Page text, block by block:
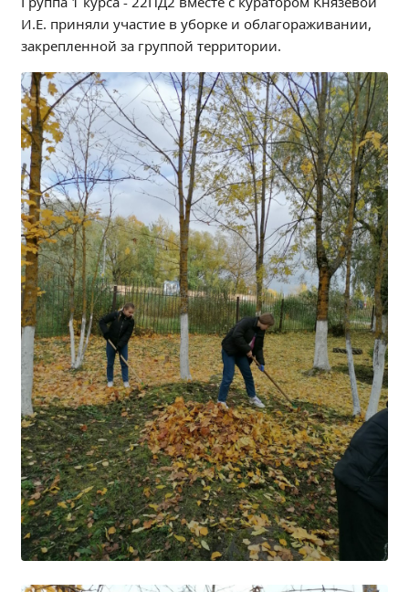
Профориентация
Обращения онлайн
Контакты
Региональный центр по профилактике ДДТТ
Учебно-производственный комплекс
Центр карьеры
Противодействие коррупции
Всероссийское чемпионатное движение
Региональная инновационная площадка
СВЕДЕНИЯ ОБ ОБРАЗОВАТЕЛЬНОЙ ОРГАНИЗАЦИИ
Основные сведения
Структура и органы управления образовательной
организацией
Документы
Образование
Образовательные стандарты и требования
Руководство
Педагогический состав
Материально-техническое обеспечение и
оснащенность образовательного процесса.
Доступная среда
И.Е. приняли участие в уборке и облагораживании,
закрепленной за группой территории.